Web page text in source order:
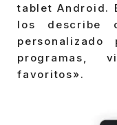
tablet Android.
los describe
programas,
favoritos».